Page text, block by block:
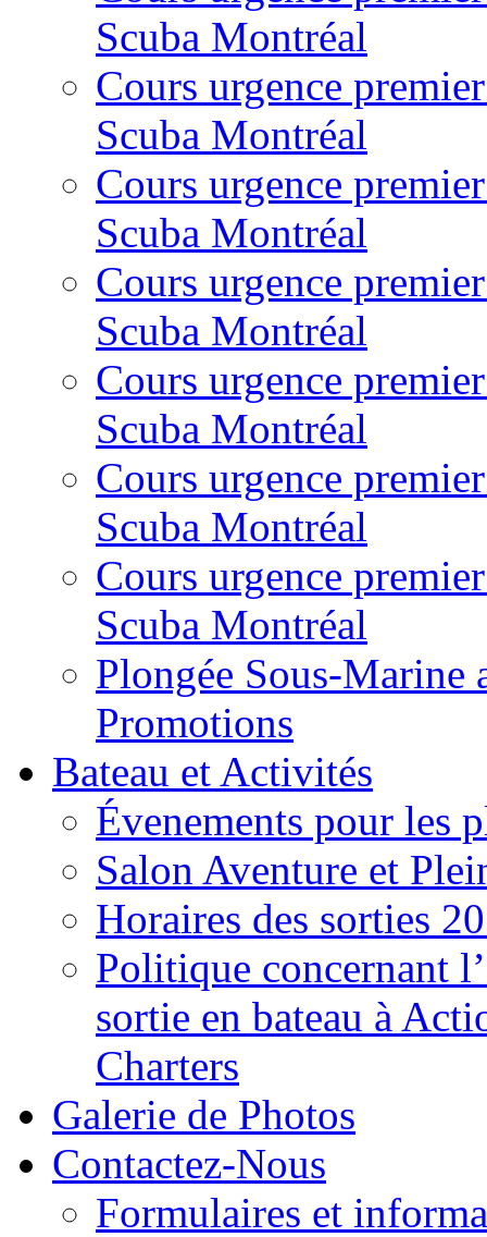
Scuba Montréal
Cours urgence
Scuba Montréal
Cours urgence
Scuba Montréal
Cours urgence
Scuba Montréal
Cours urgence
Scuba Montréal
Cours urgence
Scuba Montréal
Cours urgence
Scuba Montréal
Plongée Sous-Marine
Promotions
Bateau et Activités
Évenements pour les
Salon Aventure et
Horaires des sorties
Politique concernant
sortie en bateau à
Charters
Galerie de Photos
Contactez-Nous
Formulaires et